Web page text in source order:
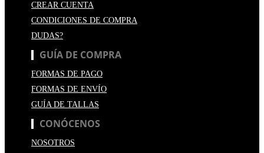
CREAR CUENTA
CONDICIONES DE COMPRA
DUDAS?
GUÍA DE COMPRA
FORMAS DE PAGO
FORMAS DE ENVÍO
GUÍA DE TALLAS
CONÓCENOS
NOSOTROS